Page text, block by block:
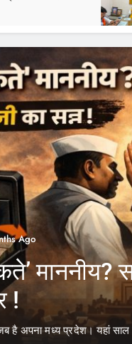
6 Hours Ago
से
फायदा,
के जरिए नियुक्त